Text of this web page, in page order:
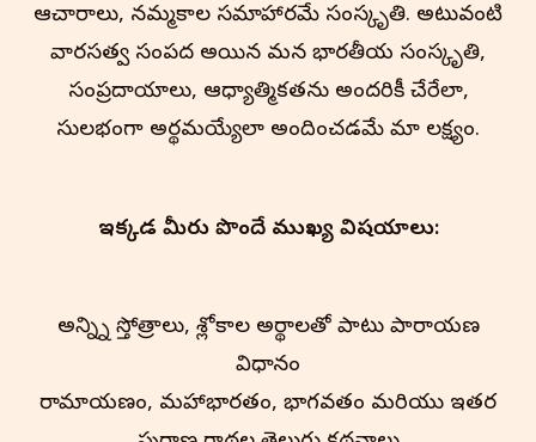
ఆచారాలు, నమ్మకాల సమాహారమే సంస్కృతి. అటువంటి
వారసత్వ సంపద అయిన మన భారతీయ సంస్కృతి,
సంప్రదాయాలు, ఆధ్యాత్మికతను అందరికీ చేరేలా,
సులభంగా అర్థమయ్యేలా అందించడమే మా లక్ష్యం.
ఇక్కడ మీరు పొందే ముఖ్య విషయాలు:
అన్న్ని స్తోత్రాలు, శ్లోకాల అర్థాలతో పాటు పారాయణ
విధానం
రామాయణం, మహాభారతం, భాగవతం మరియు ఇతర